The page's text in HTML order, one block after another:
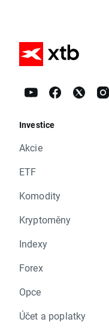
Investice
Akcie
ETF
Komodity
Kryptoměny
Indexy
Forex
Opce
Účet a poplatky